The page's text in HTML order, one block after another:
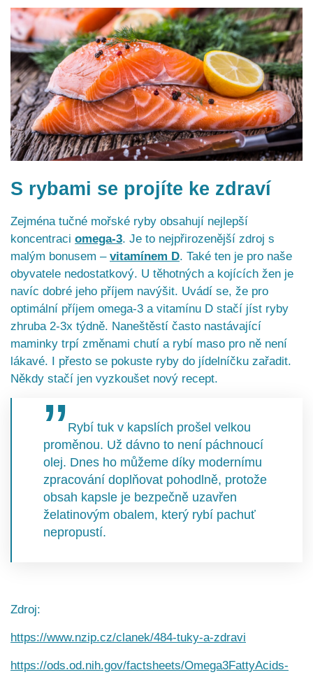
S rybami se projíte ke zdraví
Zejména tučné mořské ryby obsahují nejlepší
koncentraci omega-3. Je to nejpřirozenější zdroj s
malým bonusem – vitamínem D. Také ten je pro naše
obyvatele nedostatkový. U těhotných a kojících žen je
navíc dobré jeho příjem navýšit. Uvádí se, že pro
optimální příjem omega-3 a vitamínu D stačí jíst ryby
zhruba 2-3x týdně. Naneštěstí často nastávající
maminky trpí změnami chutí a rybí maso pro ně není
lákavé. I přesto se pokuste ryby do jídelníčku zařadit.
Někdy stačí jen vyzkoušet nový recept.
Rybí tuk v kapslích prošel velkou
proměnou. Už dávno to není páchnoucí
olej. Dnes ho můžeme díky modernímu
zpracování doplňovat pohodlně, protože
obsah kapsle je bezpečně uzavřen
želatinovým obalem, který rybí pachuť
nepropustí.
Zdroj:
https://www.nzip.cz/clanek/484-tuky-a-zdravi
https://ods.od.nih.gov/factsheets/Omega3FattyAcids-